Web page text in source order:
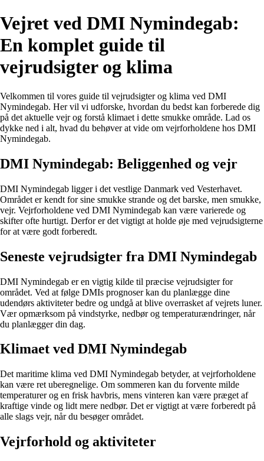
Vejret ved DMI Nymindegab:
En komplet guide til
vejrudsigter og klima
Velkommen til vores guide til vejrudsigter og klima ved DMI
Nymindegab. Her vil vi udforske, hvordan du bedst kan forberede dig
på det aktuelle vejr og forstå klimaet i dette smukke område. Lad os
dykke ned i alt, hvad du behøver at vide om vejrforholdene hos DMI
Nymindegab.
DMI Nymindegab: Beliggenhed og vejr
DMI Nymindegab ligger i det vestlige Danmark ved Vesterhavet.
Området er kendt for sine smukke strande og det barske, men smukke,
vejr. Vejrforholdene ved DMI Nymindegab kan være varierede og
skifter ofte hurtigt. Derfor er det vigtigt at holde øje med vejrudsigterne
for at være godt forberedt.
Seneste vejrudsigter fra DMI Nymindegab
DMI Nymindegab er en vigtig kilde til præcise vejrudsigter for
området. Ved at følge DMIs prognoser kan du planlægge dine
udendørs aktiviteter bedre og undgå at blive overrasket af vejrets luner.
Vær opmærksom på vindstyrke, nedbør og temperaturændringer, når
du planlægger din dag.
Klimaet ved DMI Nymindegab
Det maritime klima ved DMI Nymindegab betyder, at vejrforholdene
kan være ret uberegnelige. Om sommeren kan du forvente milde
temperaturer og en frisk havbris, mens vinteren kan være præget af
kraftige vinde og lidt mere nedbør. Det er vigtigt at være forberedt på
alle slags vejr, når du besøger området.
Vejrforhold og aktiviteter